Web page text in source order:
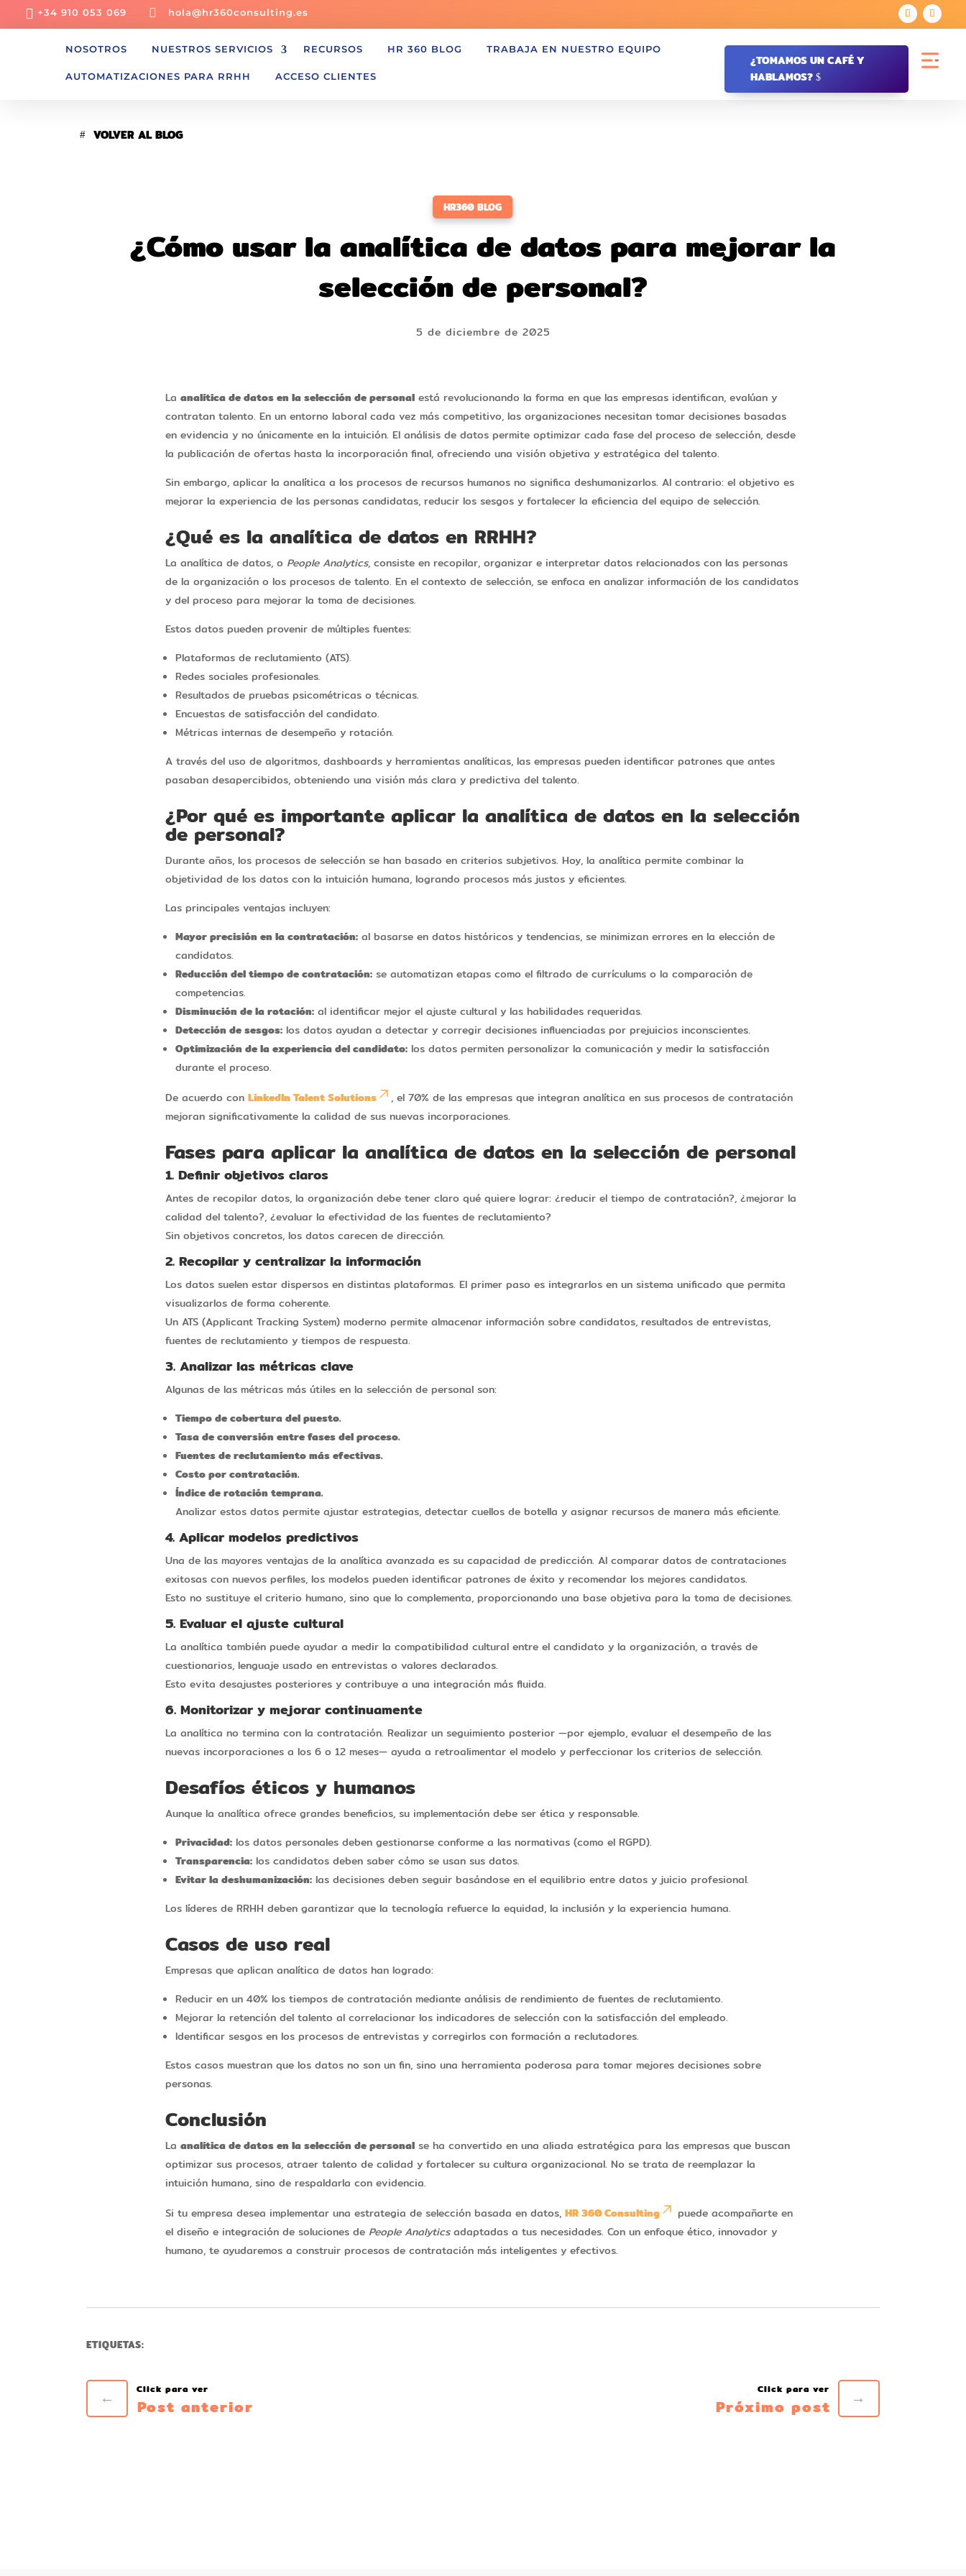
 +34 910 053 069  hola@hr360consulting.es
NOSOTROS NUESTROS SERVICIOS RECURSOS HR 360 BLOG TRABAJA EN NUESTRO EQUIPO
AUTOMATIZACIONES PARA RRHH ACCESO CLIENTES
¿TOMAMOS UN CAFÉ Y
HABLAMOS?
VOLVER AL BLOG
HR360 BLOG
¿Cómo usar la analítica de datos para mejorar la
selección de personal?
5 de diciembre de 2025
Laanalítica de datos en la selección de personal está revolucionando la forma en que las empresas identifican, evalúan y
contratan talento. En un entorno laboral cada vez más competitivo, las organizaciones necesitan tomar decisiones basadas
en evidencia y no únicamente en la intuición. El análisis de datos permite optimizar cada fase del proceso de selección, desde
la publicación de ofertas hasta la incorporación final, ofreciendo una visión objetiva y estratégica del talento.
Sin embargo, aplicar la analítica a los procesos de recursos humanos no significa deshumanizarlos. Al contrario: el objetivo es
mejorar la experiencia de las personas candidatas, reducir los sesgos y fortalecer la eficiencia del equipo de selección.
¿Qué es la analítica de datos en RRHH?
La analítica de datos, o People Analytics, consiste en recopilar, organizar e interpretar datos relacionados con las personas
de la organización o los procesos de talento. En el contexto de selección, se enfoca en analizar información de los candidatos
y del proceso para mejorar la toma de decisiones.
Estos datos pueden provenir de múltiples fuentes:
Plataformas de reclutamiento (ATS).
Redes sociales profesionales.
Resultados de pruebas psicométricas o técnicas.
Encuestas de satisfacción del candidato.
Métricas internas de desempeño y rotación.
A través del uso de algoritmos, dashboards y herramientas analíticas, las empresas pueden identificar patrones que antes
pasaban desapercibidos, obteniendo una visión más clara y predictiva del talento.
¿Por qué es importante aplicar la analítica de datos en la selección
de personal?
Durante años, los procesos de selección se han basado en criterios subjetivos. Hoy, la analítica permite combinar la
objetividad de los datos con la intuición humana, logrando procesos más justos y eficientes.
Las principales ventajas incluyen:
Mayor precisión en la contratación: al basarse en datos históricos y tendencias, se minimizan errores en la elección de
candidatos.
Reducción del tiempo de contratación: se automatizan etapas como el filtrado de currículums o la comparación de
competencias.
Disminución de la rotación: al identificar mejor el ajuste cultural y las habilidades requeridas.
Detección de sesgos: los datos ayudan a detectar y corregir decisiones influenciadas por prejuicios inconscientes.
Optimización de la experiencia del candidato: los datos permiten personalizar la comunicación y medir la satisfacción
durante el proceso.
De acuerdo conLinkedIn Talent Solutions
, el 70% de las empresas que integran analítica en sus procesos de contratación
mejoran significativamente la calidad de sus nuevas incorporaciones.
Fases para aplicar la analítica de datos en la selección de personal
1. Definir objetivos claros
Antes de recopilar datos, la organización debe tener claro qué quiere lograr: ¿reducir el tiempo de contratación?, ¿mejorar la
calidad del talento?, ¿evaluar la efectividad de las fuentes de reclutamiento?
Sin objetivos concretos, los datos carecen de dirección.
2. Recopilar y centralizar la información
Los datos suelen estar dispersos en distintas plataformas. El primer paso es integrarlos en un sistema unificado que permita
visualizarlos de forma coherente.
Un ATS (Applicant Tracking System) moderno permite almacenar información sobre candidatos, resultados de entrevistas,
fuentes de reclutamiento y tiempos de respuesta.
3. Analizar las métricas clave
Algunas de las métricas más útiles en la selección de personal son:
Tiempo de cobertura del puesto.
Tasa de conversión entre fases del proceso.
Fuentes de reclutamiento más efectivas.
Costo por contratación.
Índice de rotación temprana.
Analizar estos datos permite ajustar estrategias, detectar cuellos de botella y asignar recursos de manera más eficiente.
4. Aplicar modelos predictivos
Una de las mayores ventajas de la analítica avanzada es su capacidad de predicción. Al comparar datos de contrataciones
exitosas con nuevos perfiles, los modelos pueden identificar patrones de éxito y recomendar los mejores candidatos.
Esto no sustituye el criterio humano, sino que lo complementa, proporcionando una base objetiva para la toma de decisiones.
5. Evaluar el ajuste cultural
La analítica también puede ayudar a medir la compatibilidad cultural entre el candidato y la organización, a través de
cuestionarios, lenguaje usado en entrevistas o valores declarados.
Esto evita desajustes posteriores y contribuye a una integración más fluida.
6. Monitorizar y mejorar continuamente
La analítica no termina con la contratación. Realizar un seguimiento posterior —por ejemplo, evaluar el desempeño de las
nuevas incorporaciones a los 6 o 12 meses— ayuda a retroalimentar el modelo y perfeccionar los criterios de selección.
Desafíos éticos y humanos
Aunque la analítica ofrece grandes beneficios, su implementación debe ser ética y responsable.
Privacidad: los datos personales deben gestionarse conforme a las normativas (como el RGPD).
Transparencia: los candidatos deben saber cómo se usan sus datos.
Evitar la deshumanización: las decisiones deben seguir basándose en el equilibrio entre datos y juicio profesional.
Los líderes de RRHH deben garantizar que la tecnología refuerce la equidad, la inclusión y la experiencia humana.
Casos de uso real
Empresas que aplican analítica de datos han logrado:
Reducir en un 40% los tiempos de contratación mediante análisis de rendimiento de fuentes de reclutamiento.
Mejorar la retención del talento al correlacionar los indicadores de selección con la satisfacción del empleado.
Identificar sesgos en los procesos de entrevistas y corregirlos con formación a reclutadores.
Estos casos muestran que los datos no son un fin, sino una herramienta poderosa para tomar mejores decisiones sobre
personas.
Conclusión
Laanalítica de datos en la selección de personal se ha convertido en una aliada estratégica para las empresas que buscan
optimizar sus procesos, atraer talento de calidad y fortalecer su cultura organizacional. No se trata de reemplazar la
intuición humana, sino de respaldarla con evidencia.
Si tu empresa desea implementar una estrategia de selección basada en datos,HR 360 Consulting
puede acompañarte en
el diseño e integración de soluciones de People Analyticsadaptadas a tus necesidades. Con un enfoque ético, innovador y
humano, te ayudaremos a construir procesos de contratación más inteligentes y efectivos.
ETIQUETAS:
← Post anterior Próximo post →